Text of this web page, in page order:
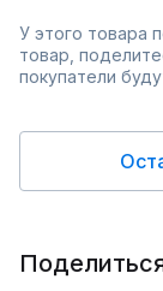
У этого товара
товар,
покупатели